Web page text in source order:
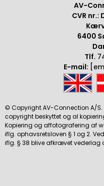
AV-
CVR nr.:
6400
Tlf.
E-mail:
© Copyright AV-Connection A/S.
copyright beskyttet og al
Kopiering og affotografering af
iflg. ophavsretsloven § 1 og 2.
iflg. § 38 blive afkrævet vederlag